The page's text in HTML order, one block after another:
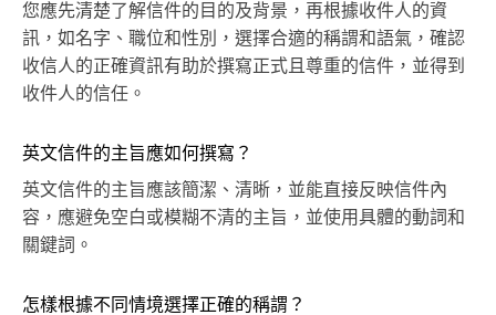
您應先清楚了解信件的目的及背景，再根據收件人的資
訊，如名字、職位和性別，選擇合適的稱謂和語氣，確認
收信人的正確資訊有助於撰寫正式且尊重的信件，並得到
收件人的信任。
英文信件的主旨應如何撰寫？
英文信件的主旨應該簡潔、清晰，並能直接反映信件內
容，應避免空白或模糊不清的主旨，並使用具體的動詞和
關鍵詞。
怎樣根據不同情境選擇正確的稱謂？